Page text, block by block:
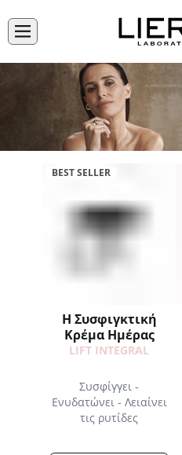
BEST SELLER
Η Συσφιγκτική
Κρέμα Ημέρας
LIFT INTEGRAL
Συσφίγγει -
Ενυδατώνει - Λειαίνει
τις ρυτίδες